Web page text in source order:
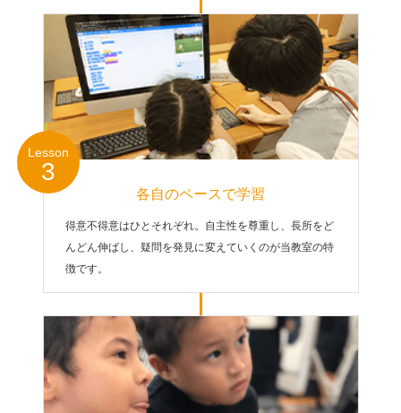
Lesson
3
各自のペースで学習
得意不得意はひとそれぞれ。自主性を尊重し、長所をど
んどん伸ばし、疑問を発見に変えていくのが当教室の特
徴です。